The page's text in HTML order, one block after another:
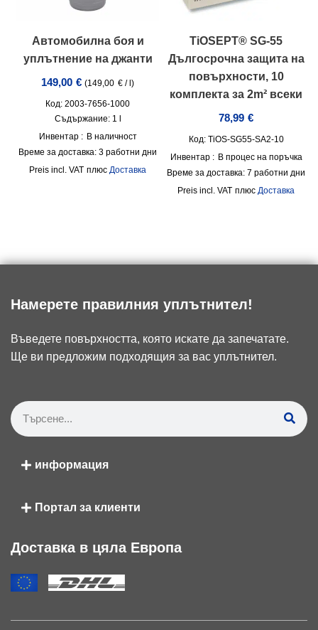
Автомобилна боя и
уплътнение на джанти
149,00 € (149,00 € / )
Код: 2003-7656-1000
Съдържание: 1
Инвентар : В наличност
Време за доставка: 3 работни дни
incl. VAT плюс Доставка
TiOSEPT® SG-55
Дългосрочна защита на
повърхности, 10
комплекта за 2m² всеки
78,99 €
Код: TiOS-SG55-SA2-10
Инвентар : В процес на поръчка
Време за доставка: 7 работни дни
incl. VAT плюс Доставка
Намерете правилния уплътнител!
Въведете повърхността, която искате да запечатате.
Ще ви предложим подходящия за вас уплътнител.
информация
Портал за клиенти
Доставка в цяла Европа